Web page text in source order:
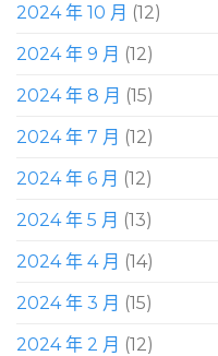
2024 年 10 月 (12)
2024 年 9 月 (12)
2024 年 8 月 (15)
2024 年 7 月 (12)
2024 年 6 月 (12)
2024 年 5 月 (13)
2024 年 4 月 (14)
2024 年 3 月 (15)
2024 年 2 月 (12)